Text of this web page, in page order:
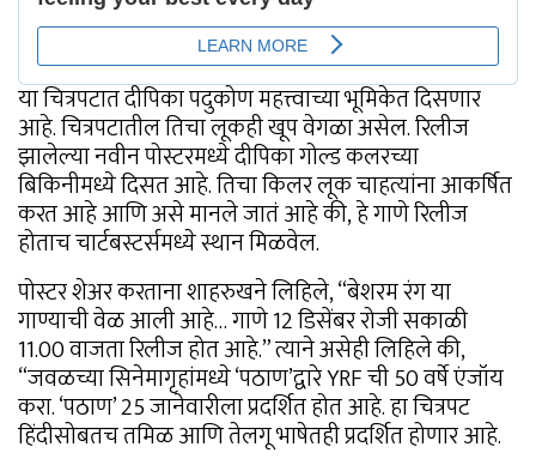
या चित्रपटात दीपिका पदुकोण महत्त्वाच्या भूमिकेत दिसणार
आहे. चित्रपटातील तिचा लूकही खूप वेगळा असेल. रिलीज
झालेल्या नवीन पोस्टरमध्ये दीपिका गोल्ड कलरच्या
बिकिनीमध्ये दिसत आहे. तिचा किलर लूक चाहत्यांना आकर्षित
करत आहे आणि असे मानले जातं आहे की, हे गाणे रिलीज
होताच चार्टबस्टर्समध्ये स्थान मिळवेल.
पोस्टर शेअर करताना शाहरुखने लिहिले, “बेशरम रंग या
गाण्याची वेळ आली आहे… गाणे 12 डिसेंबर रोजी सकाळी
11.00 वाजता रिलीज होत आहे.” त्याने असेही लिहिले की,
“जवळच्या सिनेमागृहांमध्ये ‘पठाण’द्वारे YRF ची 50 वर्षे एंजॉय
करा. ‘पठाण’ 25 जानेवारीला प्रदर्शित होत आहे. हा चित्रपट
हिंदीसोबतच तमिळ आणि तेलगू भाषेतही प्रदर्शित होणार आहे.